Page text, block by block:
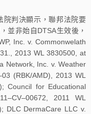
院判決顯示，聯邦法院要
並非始自DTSA生效後，
Inc. v. Commonwelath
2013 WL 3830500, at
Network, Inc. v. Weather
(RBK/AMD), 2013 WL
Council for Educational
2011 WL
DLC DermaCare LLC v.